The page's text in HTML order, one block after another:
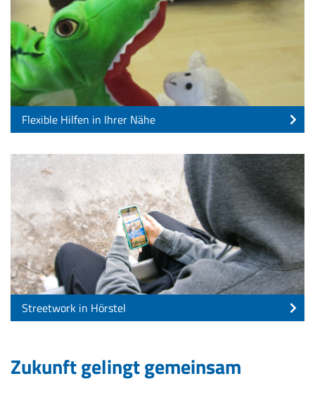
Flexible Hilfen in Ihrer Nähe
Streetwork in Hörstel
Zukunft gelingt gemeinsam